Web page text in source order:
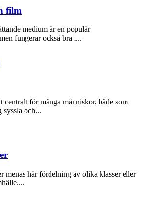
film
medium är en populär
fungerar också bra i...
centralt för många människor, både som
syssla och...
menas här fördelning av olika klasser eller